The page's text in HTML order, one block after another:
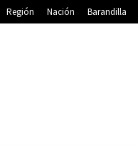
Región Nación Barandilla